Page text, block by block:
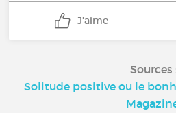
J'aime
Sources
Solitude positive ou le